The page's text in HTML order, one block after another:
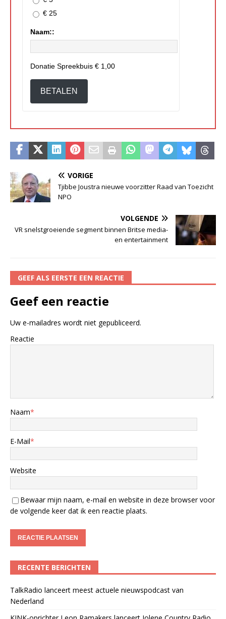
€ 25
Naam::
Donatie Spreekbuis € 1,00
BETALEN
VORIGE
Tjibbe Joustra nieuwe voorzitter Raad van Toezicht
NPO
VOLGENDE
VR snelstgroeiende segment binnen Britse media-
en entertainment
GEEF ALS EERSTE EEN REACTIE
Geef een reactie
Uw e-mailadres wordt niet gepubliceerd.
Reactie
Naam*
E-Mail*
Website
Bewaar mijn naam, e-mail en website in deze browser voor
de volgende keer dat ik een reactie plaats.
RECENTE BERICHTEN
TalkRadio lanceert meest actuele nieuwspodcast van
Nederland